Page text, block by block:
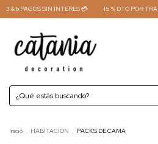
INTERES 💳 15 % DTO POR TRANSFERENCIA⚡
Inicio . HABITACIÓN . PACKS DE CAMA